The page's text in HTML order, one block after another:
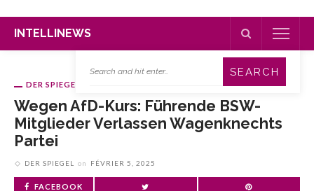
INTELLINEWS
DER SPIEGEL
Wegen AfD-Kurs: Führende BSW-
Mitglieder Verlassen Wagenknechts
Partei
DER SPIEGEL on FÉVRIER 5, 2025
FACEBOOK